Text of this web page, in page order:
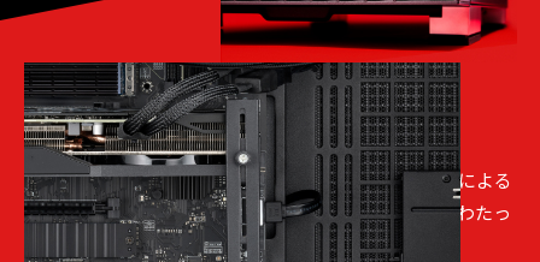
[ 04 ]
安心設計で、快適な日々を
大型グラフィックスカードの自重による歪みや、経年による
ズレ、脱落を防止するサポートバーにより、長期間にわたっ
て安心の構造です。